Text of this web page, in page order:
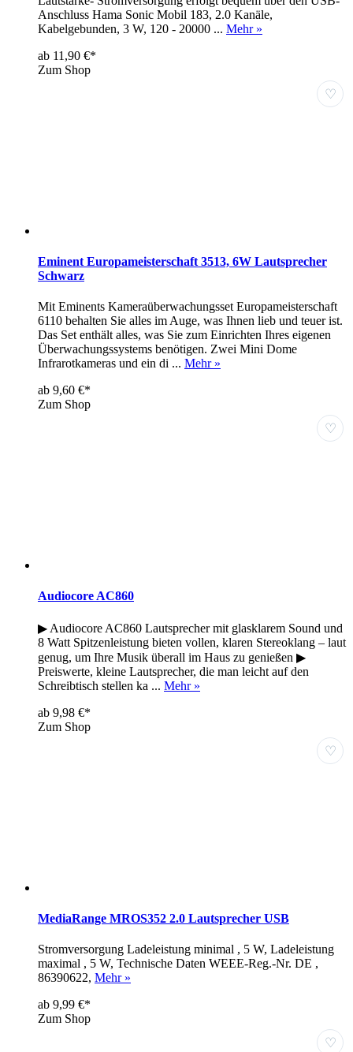
Anschluss Hama Sonic Mobil 183, 2.0 Kanäle,
Kabelgebunden, 3 W, 120 - 20000 ... Mehr »
ab 11,90 €*
Zum Shop
♡
Eminent Europameisterschaft 3513, 6W Lautsprecher
Schwarz
Mit Eminents Kameraüberwachungsset Europameisterschaft
6110 behalten Sie alles im Auge, was Ihnen lieb und teuer ist.
Das Set enthält alles, was Sie zum Einrichten Ihres eigenen
Überwachungssystems benötigen. Zwei Mini Dome
Infrarotkameras und ein di ... Mehr »
ab 9,60 €*
Zum Shop
♡
Audiocore AC860
▶ Audiocore AC860 Lautsprecher mit glasklarem Sound und
8 Watt Spitzenleistung bieten vollen, klaren Stereoklang – laut
genug, um Ihre Musik überall im Haus zu genießen ▶
Preiswerte, kleine Lautsprecher, die man leicht auf den
Schreibtisch stellen ka ... Mehr »
ab 9,98 €*
Zum Shop
♡
MediaRange MROS352 2.0 Lautsprecher USB
Stromversorgung Ladeleistung minimal , 5 W, Ladeleistung
maximal , 5 W, Technische Daten WEEE-Reg.-Nr. DE ,
86390622, Mehr »
ab 9,99 €*
Zum Shop
♡